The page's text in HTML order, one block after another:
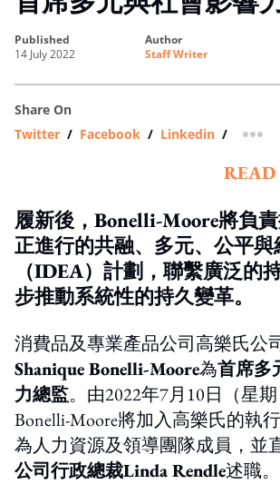
published
14 July 2022
author
Staff Writer
Share On
Twitter / Facebook / Linkedin /
READ
履新後，Bonelli-Moore將負
正進行的共融、多元、公平與
（IDEA）計劃，聯繫廣泛的
步推動系統性的持久變革。
消費品及專業產品公司高樂氏公
Shanique Bonelli-Moore為首席多
力總監。由2022年7月10日（星期
Bonelli-Moore將加入高樂氏的執
為人力資源及領導團隊成員，並
公司行政總裁Linda Rendle述職。